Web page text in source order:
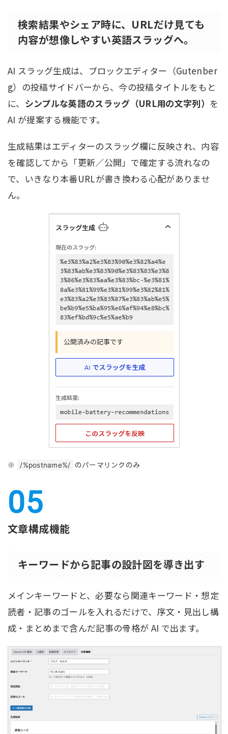
検索結果やシェア時に、URLだけ見ても
内容が想像しやすい英語スラッグへ。
AI スラッグ生成は、ブロックエディター（Gutenber
g）の投稿サイドバーから、今の投稿タイトルをもと
に、 シンプルな英語のスラッグ（URL用の文字列） を
AI が提案する機能です。
生成結果はエディターのスラッグ欄に反映され、内容
を確認してから「更新／公開」で確定する流れなの
で、いきなり本番URLが書き換わる心配がありませ
ん。
/%postname%/ のパーマリンクのみ
文章構成機能
キーワードから記事の設計図を導き出す
メインキーワードと、必要なら関連キーワード・想定
読者・記事のゴールを入れるだけで、序文・見出し構
成・まとめまで含んだ記事の骨格が AI で出ます。